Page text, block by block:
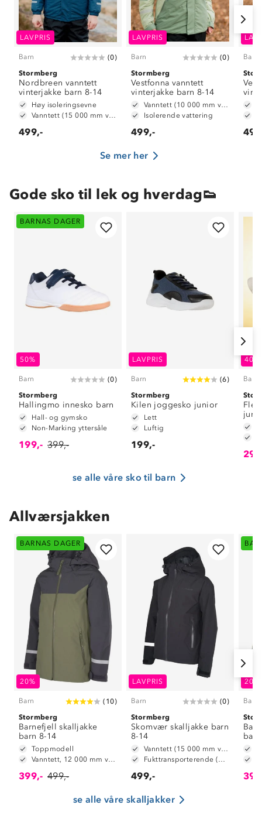
LAVPRIS
Barn (0)
Stormberg
Nordbreen vanntett
vinterjakke barn 8-14
Høy isoleringsevne
Vanntett (15 000 mm vannsøyle)
499,-
LAVPRIS
Barn (0)
Stormberg
Vestfonna vanntett
vinterjakke barn 8-14
Vanntett (10 000 mm vannsøyle)
Isolerende vattering
499,-
Barn
Se mer her
Gode sko til lek og hverdag👟
BARNAS DAGER
50%
Barn (0)
Stormberg
Hallingmo innesko barn
Hall- og gymsko
Non-Marking yttersåle
199,- 399,-
LAVPRIS
Barn (6)
Stormberg
Kilen joggesko junior
Lett
Luftig
199,-
40%
Barn
se alle våre sko til barn
Allværsjakken
BARNAS DAGER
20%
Barn ( 10)
Stormberg
Barnefjell skalljakke
barn 8-14
Toppmodell
Vanntett, 12 000 mm vannsøyle
399,- 499,-
LAVPRIS
Barn (0)
Stormberg
Skomvær skalljakke barn
8-14
Vanntett (15 000 mm vannsøyle)
Fukttransporterende (5 000 g/ m2/ 24t)
499,-
20%
Barn
se alle våre skalljakker